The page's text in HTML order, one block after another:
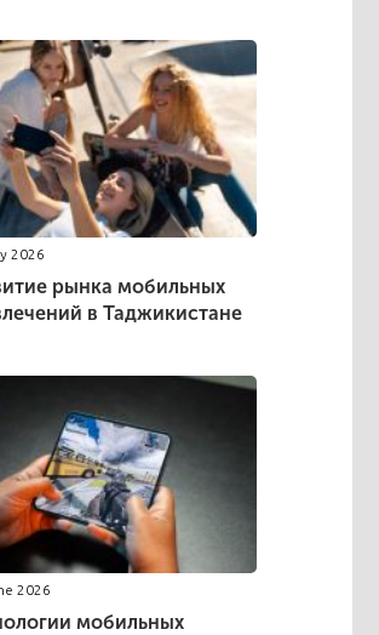
2026
рынка мобильных
в Таджикистане
2026
мобильных